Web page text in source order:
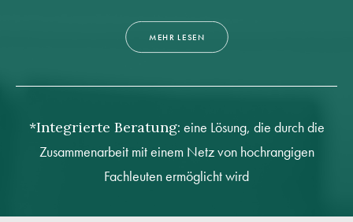
MEHR LESEN
*Integrierte Beratung: eine Lösung, die durch die
Zusammenarbeit mit einem Netz von hochrangigen
Fachleuten ermöglicht wird